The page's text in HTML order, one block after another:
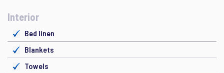
Interior
Bed linen
Blankets
Towels